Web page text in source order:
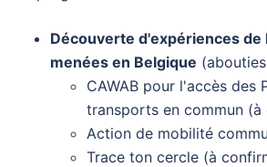
Découverte d'expériences de
menées en Belgique
CAWAB pour l'accès des
transports en commun (à
Action de mobilité
Trace ton cercle (à